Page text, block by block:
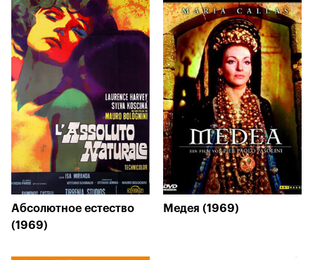
Абсолютное естество
(1969)
Медея (1969)